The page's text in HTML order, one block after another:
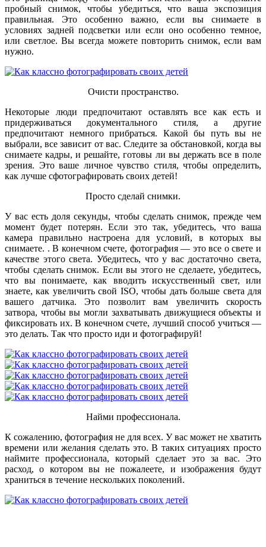
пробный снимок, чтобы убедиться, что ваша экспозиция
правильная. Это особенно важно, если вы снимаете в
условиях задней подсветки или если оно особенно темное,
или светлое. Вы всегда можете повторить снимок, если вам
нужно.
Очисти пространство.
Некоторые люди предпочитают оставлять все как есть и
придерживаться документального стиля, а другие
предпочитают немного прибраться. Какой бы путь вы не
выбрали, все зависит от вас. Следите за обстановкой, когда вы
снимаете кадры, и решайте, готовы ли вы держать все в поле
зрения. Это ваше личное чувство стиля, чтобы определить,
как лучше сфотографировать своих детей!
Просто сделай снимки.
У вас есть доля секунды, чтобы сделать снимок, прежде чем
момент будет потерян. Если это так, убедитесь, что ваша
камера правильно настроена для условий, в которых вы
снимаете. . В конечном счете, фотография — это все о свете и
качестве этого света. Убедитесь, что у вас достаточно света,
чтобы сделать снимок. Если вы этого не сделаете, убедитесь,
что вы понимаете, как вводить искусственный свет, или
знаете, как увеличить свой ISO, чтобы дать больше света для
вашего датчика. Это позволит вам увеличить скорость
затвора, чтобы вы могли захватывать движущиеся объекты и
фиксировать их. В конечном счете, лучший способ учиться —
это делать. Так что просто иди и фотографируй!
Найми профессионала.
К сожалению, фотография не для всех. У вас может не хватить
времени или желания сделать это. В таких ситуациях просто
наймите профессионала, который сделает это за вас. Это
расход, о котором вы не пожалеете, и изображения будут
храниться в течение нескольких поколений.